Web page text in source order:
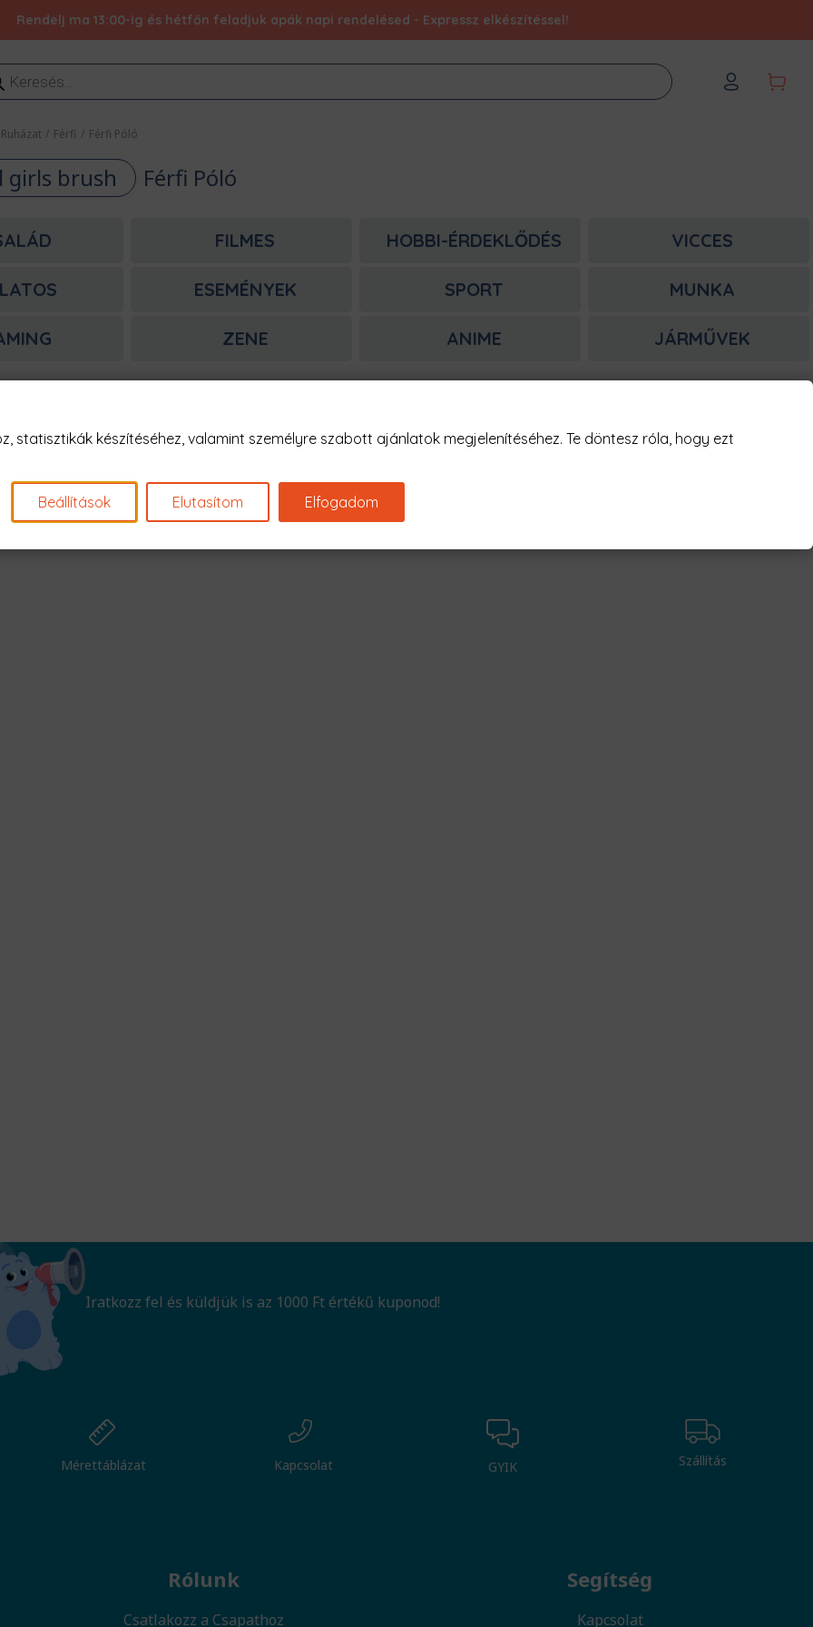
Rendelj ma 13:00-ig és hétfőn feladjuk apák napi rendelésed - Expressz elkészítéssel!
Ruházat / Férfi / Férfi Póló
girls brush Férfi Póló
FILMES HOBBI-ÉRDEKLŐDÉS VICCES
ESEMÉNYEK SPORT MUNKA
ZENE ANIME JÁRMŰVEK
Nagyon sajnáljuk! 😥
Nincs találat erre: "squad girls brush Férfi Póló"
Iratkozz fel és küldjük is az 1000 Ft értékű kuponod!
Mérettáblázat Kapcsolat GYIK Szállítás
Rólunk
Csatlakozz a Csapathoz
Segítség
Kapcsolat
statisztikák készítéséhez, valamint személyre szabott ajánlatok megjelenítéséhez. Te döntesz róla, hogy ezt
Beállítások Elutasítom Elfogadom